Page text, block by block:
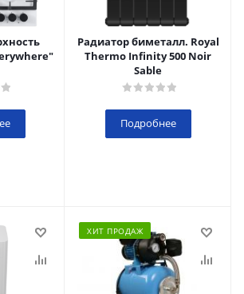
Радиатор биметалл. Royal
Thermo Infinity 500 Noir
Sable
Подробнее
ХИТ ПРОДАЖ